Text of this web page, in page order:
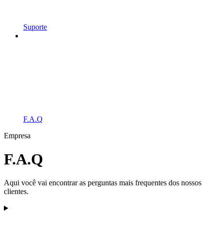
Suporte
F.A.Q
Empresa
F.A.Q
Aqui você vai encontrar as perguntas mais frequentes dos nossos
clientes.